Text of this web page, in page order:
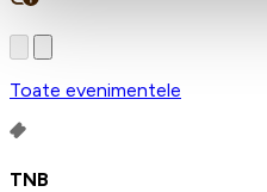
Toate evenimentele
TNB